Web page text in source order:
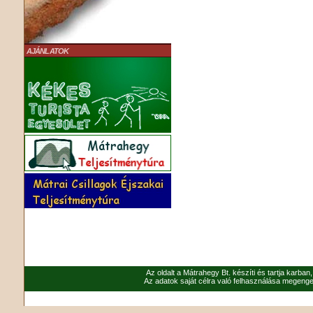
AJÁNLATOK
Az oldalt a Mátrahegy Bt. készíti és tartja
Az adatok saját célra való felhasználása